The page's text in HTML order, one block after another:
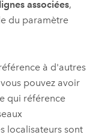
associées,
du paramètre
à d'autres
pouvez avoir
qui référence
localisateurs sont